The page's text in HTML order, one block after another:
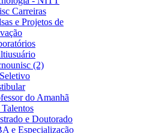
Carreiras
e Projetos de
(2)
do Amanhã
e Doutorado
e Especialização